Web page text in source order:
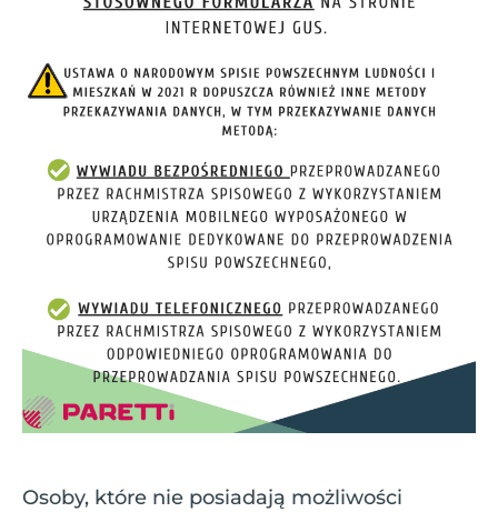
Osoby, które nie posiadają możliwości